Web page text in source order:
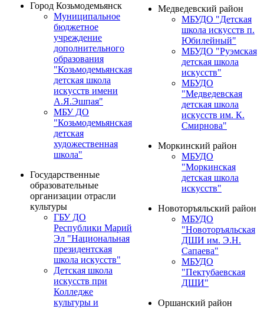
Город Козьмодемьянск
Муниципальное
бюджетное
учреждение
дополнительного
образования
"Козьмодемьянская
детская школа
искусств имени
А.Я.Эшпая"
МБУ ДО
"Козьмодемьянская
детская
художественная
школа"
Государственные
образовательные
организации отрасли
культуры
ГБУ ДО
Республики Марий
Эл "Национальная
президентская
школа искусств"
Детская школа
искусств при
Колледже
культуры и
Медведевский район
МБУДО "Детская
школа искусств п.
Юбилейный"
МБУДО "Руэмская
детская школа
искусств"
МБУДО
"Медведевская
детская школа
искусств им. К.
Смирнова"
Моркинский район
МБУДО
"Моркинская
детская школа
искусств"
Новоторъяльский район
МБУДО
"Новоторъяльская
ДШИ им. Э.Н.
Сапаева"
МБУДО
"Пектубаевская
ДШИ"
Оршанский район